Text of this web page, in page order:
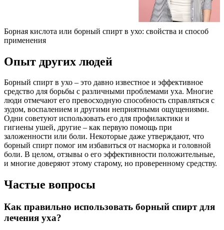
Борная кислота или борный спирт в ухо: свойства и способ
применения
Опыт других людей
Борный спирт в ухо – это давно известное и эффективное
средство для борьбы с различными проблемами уха. Многие
люди отмечают его превосходную способность справляться с
зудом, воспалением и другими неприятными ощущениями.
Одни советуют использовать его для профилактики и
гигиены ушей, другие – как первую помощь при
заложенности или боли. Некоторые даже утверждают, что
борный спирт помог им избавиться от насморка и головной
боли. В целом, отзывы о его эффективности положительные,
и многие доверяют этому старому, но проверенному средству.
Частые вопросы
Как правильно использовать борный спирт для
лечения уха?